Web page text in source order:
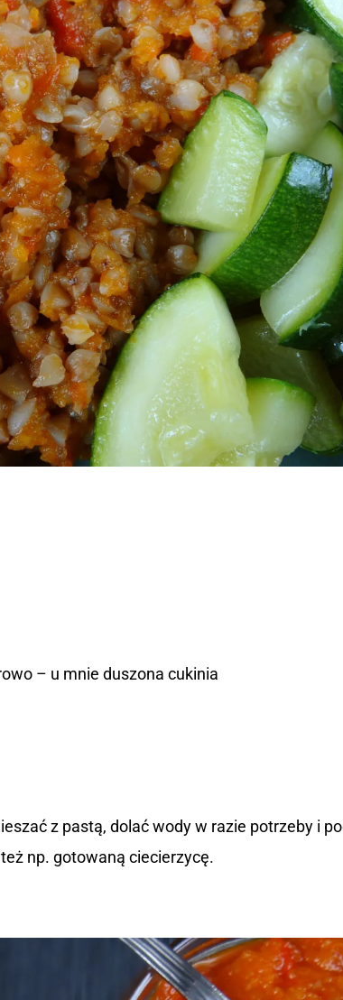
– u mnie duszona cukinia
z pastą, dolać wody w razie potrzeby i
np. gotowaną ciecierzycę.